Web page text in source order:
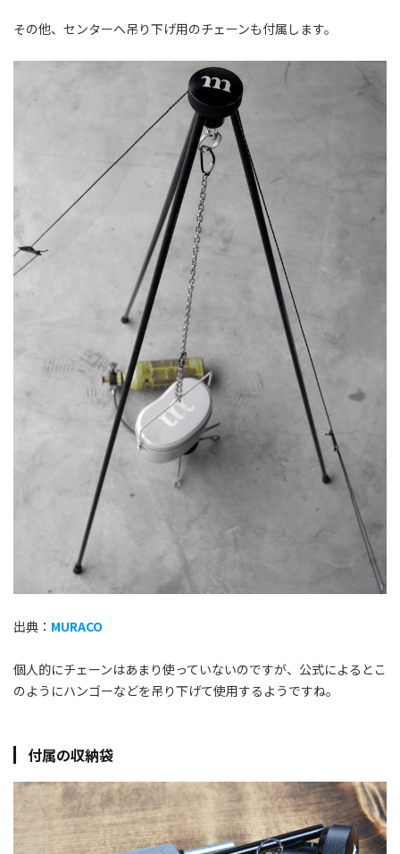
その他、センターへ吊り下げ用のチェーンも付属します。
出典： MURACO
個人的にチェーンはあまり使っていないのですが、公式によるとこ
のようにハンゴーなどを吊り下げて使用するようですね。
付属の収納袋